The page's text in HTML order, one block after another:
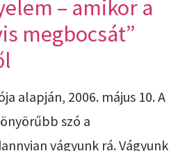
– amikor a
megbocsát”
alapján, 2006. május 10. A
szó a
vágyunk rá. Vágyunk